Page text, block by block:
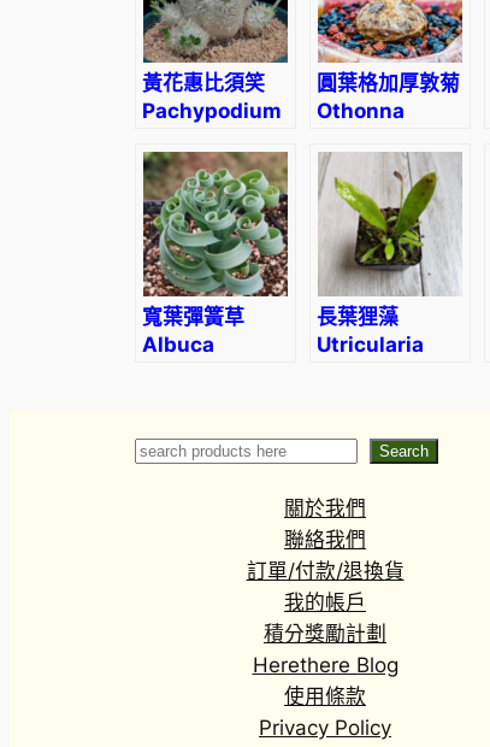
黃花惠比須笑
Pachypodium
圓葉格加厚敦菊
Othonna
寬葉彈簧草
Albuca
長葉狸藻
Utricularia
Search Search
關於我們
聯絡我們
訂單/付款/退換貨
我的帳戶
積分獎勵計劃
Herethere Blog
使用條款
Privacy Policy